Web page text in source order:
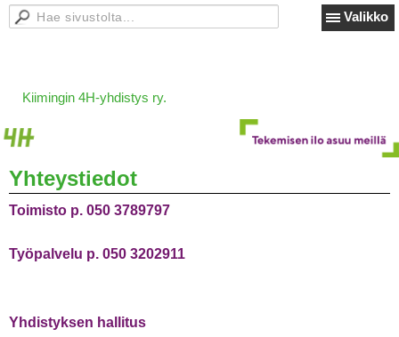
Valikko
Kiimingin 4H-yhdistys ry.
Yhteystiedot
Toimisto p. 050 3789797
Työpalvelu p. 050 3202911
Yhdistyksen hallitus